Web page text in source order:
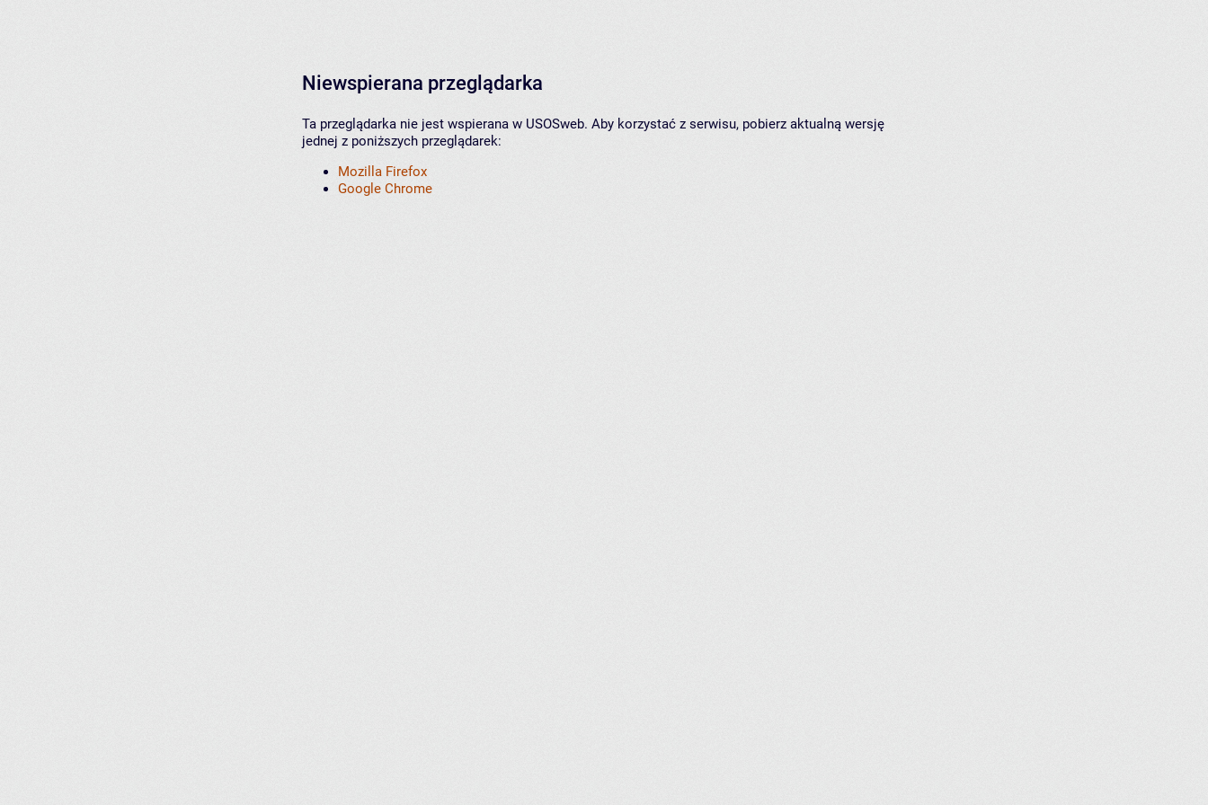
Niewspierana przeglądarka
Ta przeglądarka nie jest wspierana w USOSweb. Aby korzystać z serwisu, pobierz aktualną wersję
jednej z poniższych przeglądarek:
Mozilla Firefox
Google Chrome